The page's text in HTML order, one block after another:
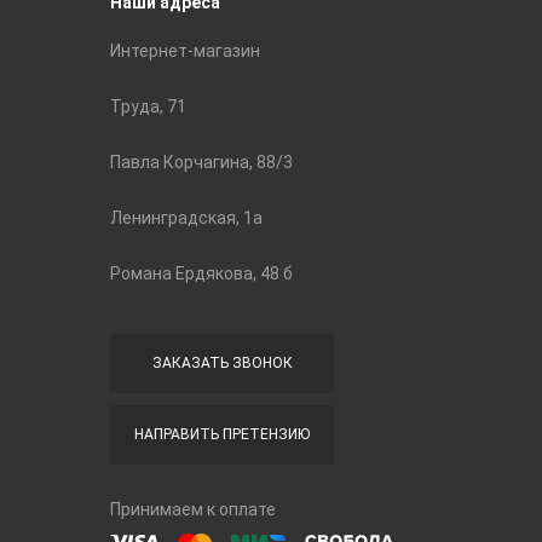
Интернет-магазин
Труда, 71
Павла Корчагина, 88/3
Ленинградская, 1а
Романа Ердякова, 48 б
ЗАКАЗАТЬ ЗВОНОК
НАПРАВИТЬ ПРЕТЕНЗИЮ
Принимаем к оплате